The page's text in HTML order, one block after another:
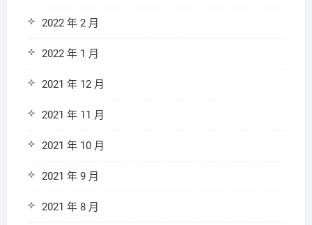
2022 年 2 月
2022 年 1 月
2021 年 12 月
2021 年 11 月
2021 年 10 月
2021 年 9 月
2021 年 8 月